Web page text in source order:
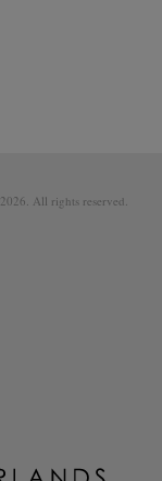
All rights reserved.